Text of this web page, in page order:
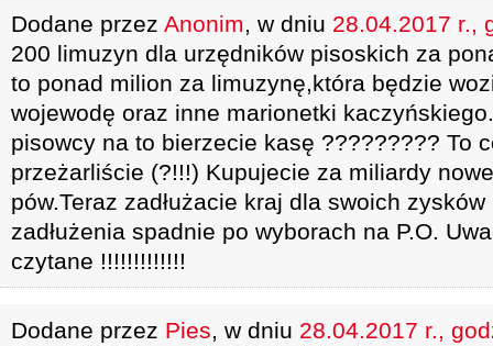
Dodane przez Anonim, w dniu 28.04.2017 r.,
200 limuzyn dla urzędników pisoskich za
to ponad milion za limuzynę,która będzie
wojewodę oraz inne marionetki
pisowcy na to bierzecie kasę ????????? To
przeżarliście (?!!!) Kupujecie za miliardy
pów.Teraz zadłużacie kraj dla swoich
zadłużenia spadnie po wyborach na P.O.
czytane !!!!!!!!!!!!!
Dodane przez Pies, w dniu 28.04.2017 r.,